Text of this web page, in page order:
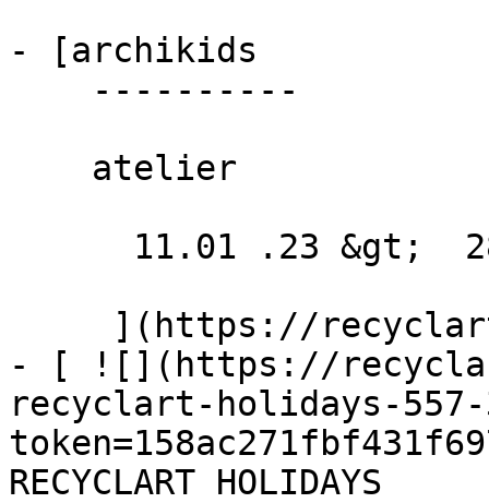
- [archikids
- [ ![](https://
recyclart-holidays-557-
RECYCLART HOLIDAYS